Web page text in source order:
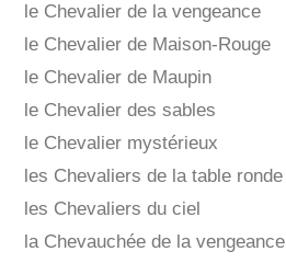
le Chevalier de la vengeance
le Chevalier de Maison-Rouge
le Chevalier de Maupin
le Chevalier des sables
le Chevalier mystérieux
les Chevaliers de la table ronde
les Chevaliers du ciel
la Chevauchée de la vengeance